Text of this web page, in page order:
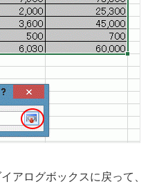
アログボックスに戻って、